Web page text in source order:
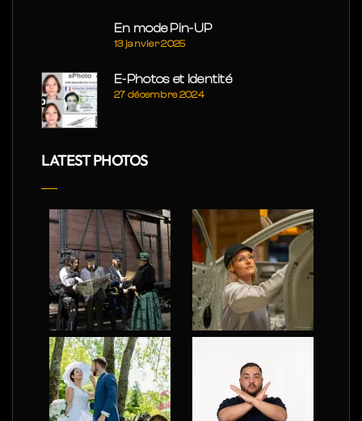
En mode Pin-UP
13 janvier 2025
E-Photos et Identité
27 décembre 2024
LATEST PHOTOS